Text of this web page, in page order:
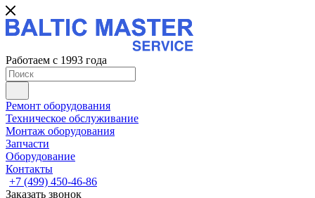
Работаем с 1993 года
Ремонт оборудования
Техническое обслуживание
Монтаж оборудования
Запчасти
Оборудование
Контакты
+7 (499) 450-46-86
Заказать звонок